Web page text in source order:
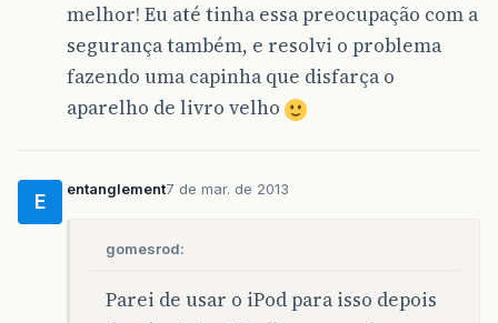
melhor! Eu até tinha essa preocupação com a
segurança também, e resolvi o problema
fazendo uma capinha que disfarça o
aparelho de livro velho
E
entanglement7 de mar. de 2013
gomesrod:
Parei de usar o iPod para isso depois